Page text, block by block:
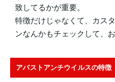
致してるかが重要。
特徴だけじゃなくて、カス
ンなんかもチェックして、
アバストアンチウイルスの特徴